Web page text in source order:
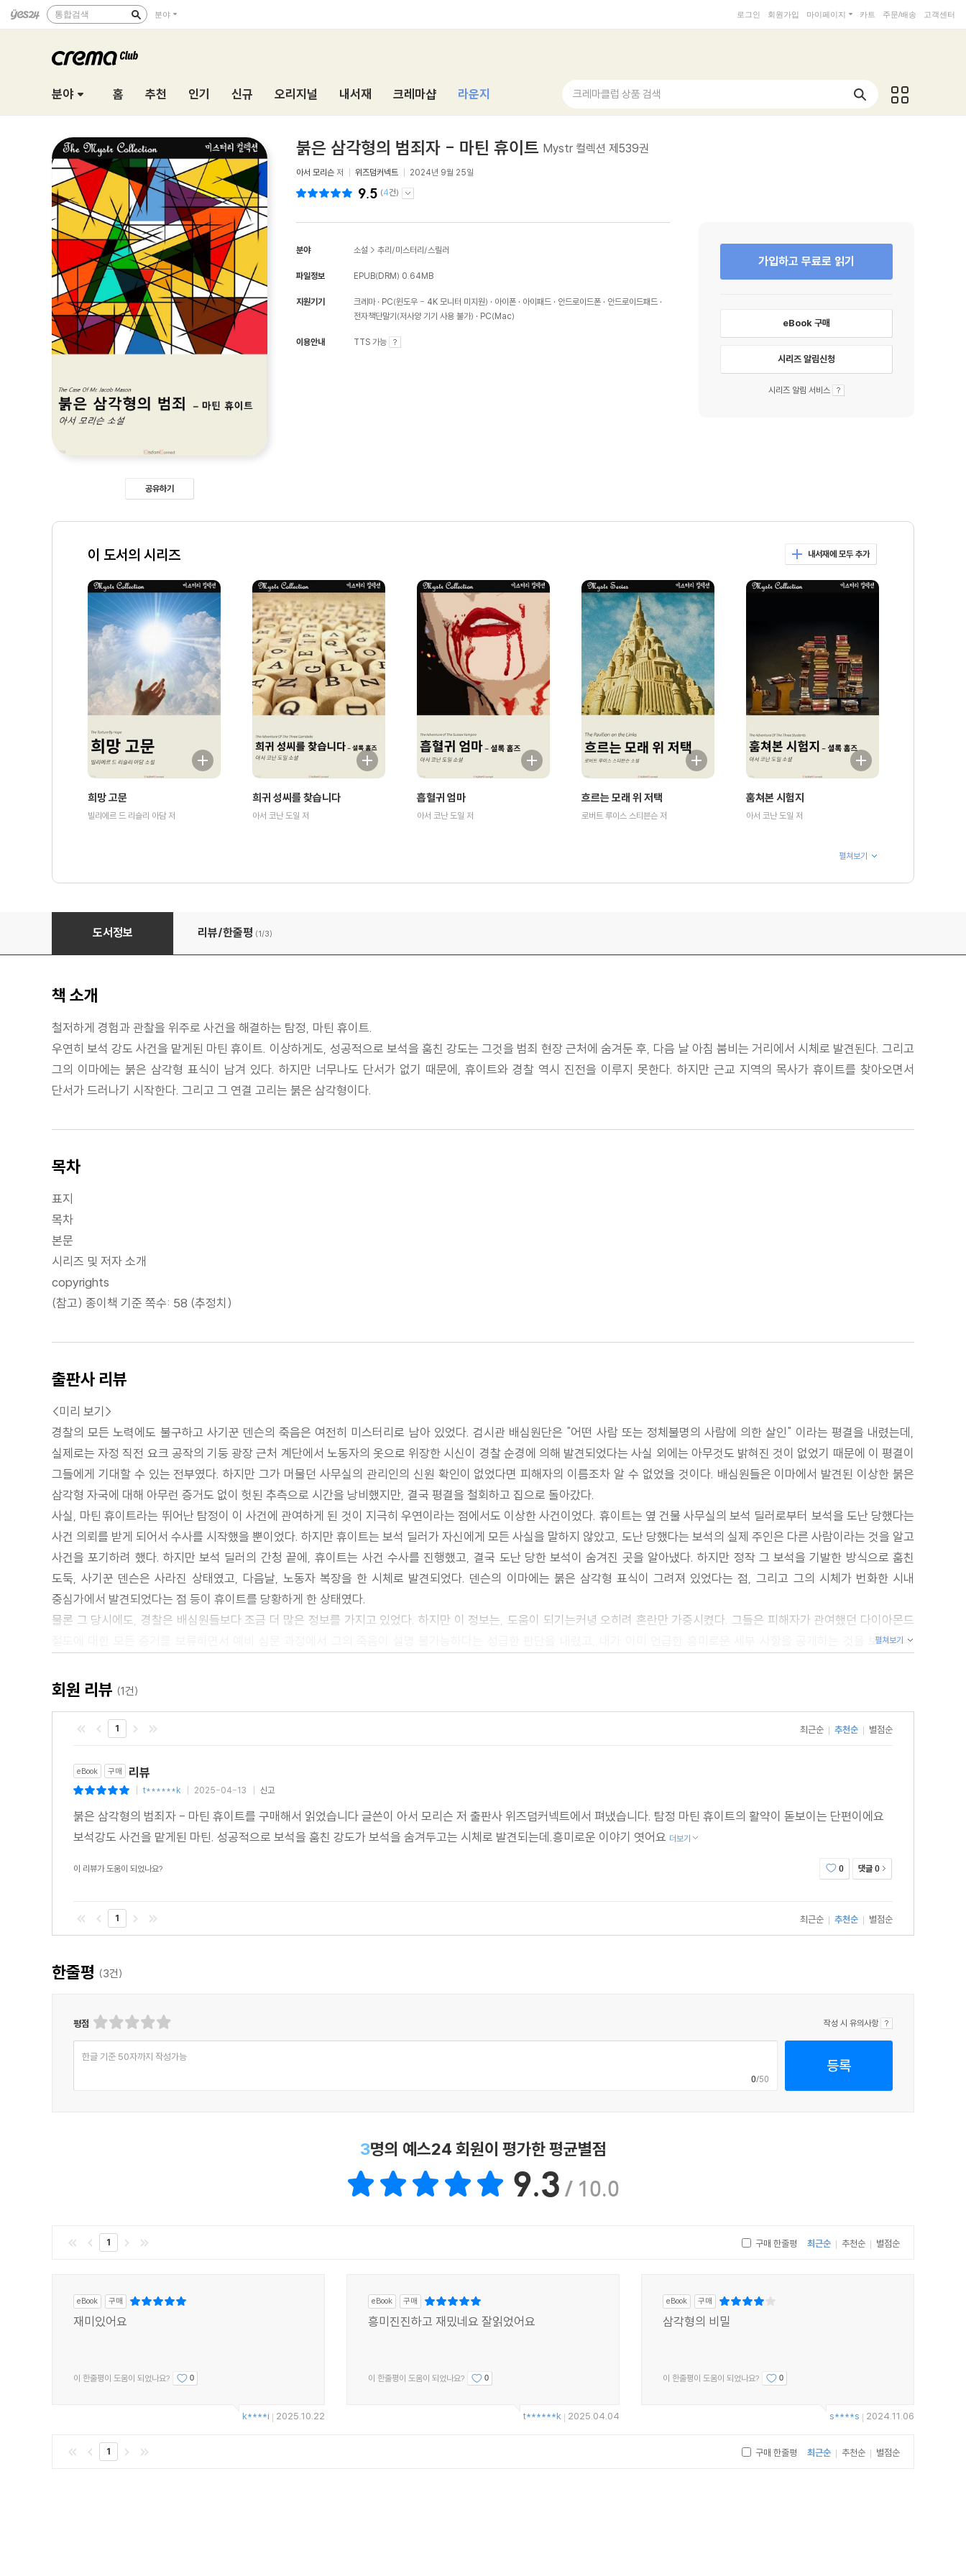
통합검색 분야 로그인 회원가입 마이페이지 카트 주문/배송 고객센터
분야 홈 추천 인기 신규 오리지널 내서재 크레마샵 라운지 크레마클럽 상품 검색
공유하기
붉은 삼각형의 범죄자 - 마틴 휴이트 Mystr 컬렉션 제539권
아서 모리슨 저 위즈덤커넥트 2024년 9월 25일
9.5 (4건)
분야 소설 > 추리/미스터리/스릴러
파일정보 EPUB(DRM) 0.64MB
지원기기 크레마 PC(윈도우 - 4K 모니터 미지원) 아이폰 아이패드 안드로이드폰
안드로이드패드
전자책단말기(저사양 기기 사용 불가)
PC(Mac)
이용안내 TTS 가능
가입하고 무료로 읽기
eBook 구매
시리즈 알림신청
시리즈 알림 서비스
이 도서의 시리즈 내서재에 모두 추가
희망 고문
빌리에르 드 리슬리 아담 저
희귀 성씨를 찾습니다
아서 코난 도일 저
흡혈귀 엄마
아서 코난 도일 저
흐르는 모래 위 저택
로버트 루이스 스티븐슨 저
훔쳐본 시험지
아서 코난 도일 저
펼쳐보기
붉은 삼각형의 범죄자 - 마틴 휴이트
도서정보 리뷰/한줄평 (1/3)
책 소개
철저하게 경험과 관찰을 위주로 사건을 해결하는 탐정, 마틴 휴이트.
우연히 보석 강도 사건을 맡게된 마틴 휴이트. 이상하게도, 성공적으로 보석을 훔친 강도는 그것을 범죄 현장 근처에 숨겨둔 후, 다음 날 아침 붐비는 거리에서 시체로 발견된다. 그리고
그의 이마에는 붉은 삼각형 표식이 남겨 있다. 하지만 너무나도 단서가 없기 때문에, 휴이트와 경찰 역시 진전을 이루지 못한다. 하지만 근교 지역의 목사가 휴이트를 찾아오면서
단서가 드러나기 시작한다. 그리고 그 연결 고리는 붉은 삼각형이다.
목차
표지
목차
본문
시리즈 및 저자 소개
copyrights
(참고) 종이책 기준 쪽수: 58 (추정치)
출판사 리뷰
<미리 보기>
경찰의 모든 노력에도 불구하고 사기꾼 덴슨의 죽음은 여전히 미스터리로 남아 있었다. 검시관 배심원단은 "어떤 사람 또는 정체불명의 사람에 의한 살인" 이라는 평결을 내렸는데,
실제로는 자정 직전 요크 공작의 기둥 광장 근처 계단에서 노동자의 옷으로 위장한 시신이 경찰 순경에 의해 발견되었다는 사실 외에는 아무것도 밝혀진 것이 없었기 때문에 이 평결이
그들에게 기대할 수 있는 전부였다. 하지만 그가 머물던 사무실의 관리인의 신원 확인이 없었다면 피해자의 이름조차 알 수 없었을 것이다. 배심원들은 이마에서 발견된 이상한 붉은
삼각형 자국에 대해 아무런 증거도 없이 헛된 추측으로 시간을 낭비했지만, 결국 평결을 철회하고 집으로 돌아갔다.
사실, 마틴 휴이트라는 뛰어난 탐정이 이 사건에 관여하게 된 것이 지극히 우연이라는 점에서도 이상한 사건이었다. 휴이트는 옆 건물 사무실의 보석 딜러로부터 보석을 도난 당했다는
사건 의뢰를 받게 되어서 수사를 시작했을 뿐이었다. 하지만 휴이트는 보석 딜러가 자신에게 모든 사실을 말하지 않았고, 도난 당했다는 보석의 실제 주인은 다른 사람이라는 것을 알고
사건을 포기하려 했다. 하지만 보석 딜러의 간청 끝에, 휴이트는 사건 수사를 진행했고, 결국 도난 당한 보석이 숨겨진 곳을 알아냈다. 하지만 정작 그 보석을 기발한 방식으로 훔친
도둑, 사기꾼 덴슨은 사라진 상태였고, 다음날, 노동자 복장을 한 시체로 발견되었다. 덴슨의 이마에는 붉은 삼각형 표식이 그려져 있었다는 점, 그리고 그의 시체가 번화한 시내
중심가에서 발견되었다는 점 등이 휴이트를 당황하게 한 상태였다.
물론 그 당시에도, 경찰은 배심원들보다 조금 더 많은 정보를 가지고 있었다. 하지만 이 정보는, 도움이 되기는커녕 오히려 혼란만 가중시켰다. 그들은 피해자가 관여했던 다이아몬드
절도에 대한 모든 증거를 보류하면서 예비 심문 과정에서 그의 죽음이 설명 불가능하다는 성급한 판단을 내렸고, 내가 이미 언급한 흥미로운 세부 사항을 공개하는 것을 보류했다.
것이다. 앞서 살펴본 바와 같이 마틴 휴이트의 노력으로 절도 사건 시도는 이미 좌절되었고, 어쨌든 도둑은 이제 죽어서 인간적인 처벌을 받을 수 없는 상태였기 때문이었다. 이제
이미 말했듯이 이 사건은 지능적인 경찰이자 휴이트의 오랜 친구인 플러머 경감의 손에 맡겨져 있었다. 수사를 시작한 지 며칠이 지나도 별다른 성과를 얻지 못한 플러머가 휴이트의
플러머는 "덴슨의 살인 사건에 대해 더 들은 게 있는지 물어봐도 소용이 없겠군요?" 라고 말문을 열었다.
휴이트는 고개를 저었다.
"한 마디도 못 들었어요." 그가 말했다.
"만약 들었다면 바로 당신에게 알려줬을 거예요. 하지만 당신이라면 혹시 나보다 운이 좋았기를 바라고 있기는 하죠."
<추천평>
않는다. 따라서 언제나 결론 부분이 충격적인 편이다. 매우 훌륭한 줄거리와 영리한 기법들이 보여지는 소설이다. 특히 마지막 부분에서 휴이트가 자신이 결론에 이르게 된 과정을
보여주는 것이 가장 좋았다."
"끝까지 재미있게 읽은 소설이었다. 한 문장도 빠짐없이 읽는 것을 권한다."
"일련의 추리 소설의 주인공으로 등장하는 마틴 휴이트는 셜록 홈즈와 매우 유사한 설정을 가지고 있다. 그가 제시하는 설명과 단서는 모든 줄거리와 증거와 딱 들어맞는다. 결론
부분에서 제시되는 설명이 인상적이다."
- Gypsi, Goodreads 독자
펼쳐보기
회원 리뷰 (1건)
1 최근순 추천순 별점순
eBook 구매 리뷰
t******k 2025-04-13 신고
붉은 삼각형의 범죄자 - 마틴 휴이트를 구매해서 읽었습니다 글쓴이 아서 모리슨 저 출판사 위즈덤커넥트에서 펴냈습니다. 탐정 마틴 휴이트의 활약이 돋보이는 단편이에요
보석강도 사건을 맡게된 마틴. 성공적으로 보석을 훔친 강도가 보석을 숨겨두고는 시체로 발견되는데.흥미로운 이야기 엿어요 더보기
이 리뷰가 도움이 되었나요? 0 댓글 0
1 최근순 추천순 별점순
한줄평 (3건)
평점 작성 시 유의사항
한글 기준 50자까지 작성가능
0/50
등록
3명의 예스24 회원이 평가한 평균별점
9.3 / 10.0
1 구매 한줄평 최근순 추천순 별점순
eBook 구매
재미있어요
이 한줄평이 도움이 되었나요? 0
k****i 2025.10.22
eBook 구매
흥미진진하고 재밌네요 잘읽었어요
이 한줄평이 도움이 되었나요? 0
t******k 2025.04.04
eBook 구매
삼각형의 비밀
이 한줄평이 도움이 되었나요? 0
s****s 2024.11.06
1 구매 한줄평 최근순 추천순 별점순